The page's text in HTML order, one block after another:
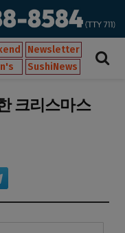
Newsletter
SushiNews
크리스마스